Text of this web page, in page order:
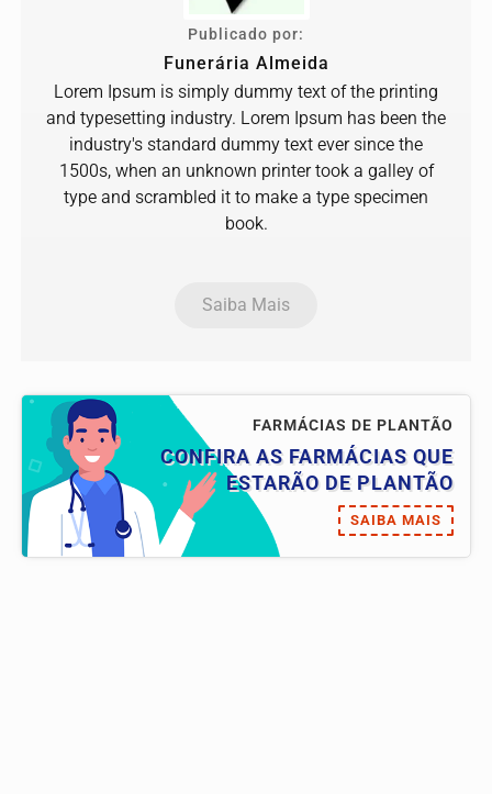
Publicado por:
Funerária Almeida
Lorem Ipsum is simply dummy text of the printing
and typesetting industry. Lorem Ipsum has been the
industry's standard dummy text ever since the
1500s, when an unknown printer took a galley of
type and scrambled it to make a type specimen
book.
Saiba Mais
FARMÁCIAS DE PLANTÃO
CONFIRA AS FARMÁCIAS QUE
ESTARÃO DE PLANTÃO
SAIBA MAIS